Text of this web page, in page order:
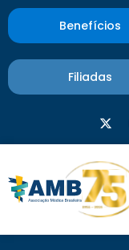
Benefícios
Filiadas